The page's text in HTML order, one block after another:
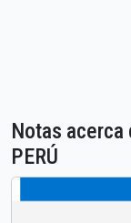
Notas
PERÚ